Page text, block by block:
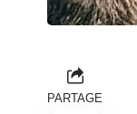
PARTAGE